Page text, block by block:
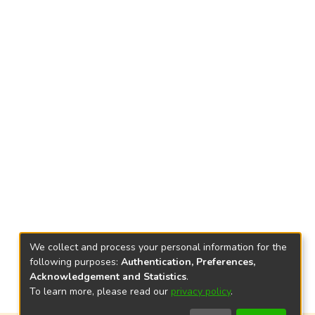
We collect and process your personal information for the
following purposes: Authentication, Preferences,
Acknowledgement and Statistics.
To learn more, please read our privacy policy.